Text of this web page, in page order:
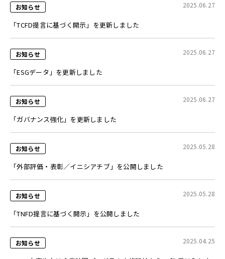
お知らせ 2025.06.27
「TCFD提言に基づく開示」を更新しました
お知らせ 2025.06.27
「ESGデータ」を更新しました
お知らせ 2025.06.27
「ガバナンス強化」を更新しました
お知らせ 2025.05.28
「外部評価・表彰／イニシアチブ」を公開しました
お知らせ 2025.05.28
「TNFD提言に基づく開示」を公開しました
お知らせ 2025.04.25